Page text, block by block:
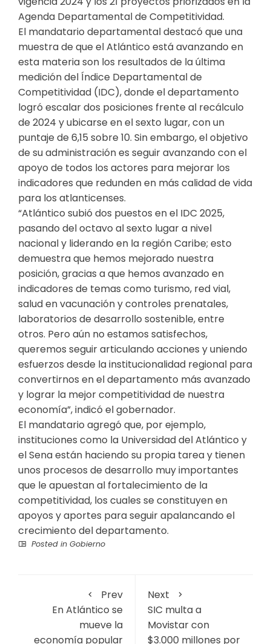
Agenda Departamental de Competitividad.
El mandatario departamental destacó que una
muestra de que el Atlántico está avanzando en
esta materia son los resultados de la última
medición del Índice Departamental de
Competitividad (IDC), donde el departamento
logró escalar dos posiciones frente al recálculo
de 2024 y ubicarse en el sexto lugar, con un
puntaje de 6,15 sobre 10. Sin embargo, el objetivo
de su administración es seguir avanzando con el
apoyo de todos los actores para mejorar los
indicadores que redunden en más calidad de vida
para los atlanticenses.
“Atlántico subió dos puestos en el IDC 2025,
pasando del octavo al sexto lugar a nivel
nacional y liderando en la región Caribe; esto
demuestra que hemos mejorado nuestra
posición, gracias a que hemos avanzado en
indicadores de temas como turismo, red vial,
salud en vacunación y controles prenatales,
laboratorios de desarrollo sostenible, entre
otros. Pero aún no estamos satisfechos,
queremos seguir articulando acciones y uniendo
esfuerzos desde la institucionalidad regional para
convertirnos en el departamento más avanzado
y lograr la mejor competitividad de nuestra
economía”, indicó el gobernador.
El mandatario agregó que, por ejemplo,
instituciones como la Universidad del Atlántico y
el Sena están haciendo su propia tarea y tienen
unos procesos de desarrollo muy importantes
que le apuestan al fortalecimiento de la
competitividad, los cuales se constituyen en
apoyos y aportes para seguir apalancando el
crecimiento del departamento.
Posted in Gobierno
Prev
En Atlántico se
mueve la
economía popular
Next
SIC multa a
Movistar con
$3.000 millones por